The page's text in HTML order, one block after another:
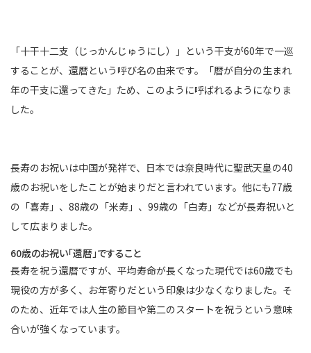
「十干十二支（じっかんじゅうにし）」という干支が60年で一巡
することが、還暦という呼び名の由来です。「暦が自分の生まれ
年の干支に還ってきた」ため、このように呼ばれるようになりま
した。
長寿のお祝いは中国が発祥で、日本では奈良時代に聖武天皇の40
歳のお祝いをしたことが始まりだと言われています。他にも77歳
の「喜寿」、88歳の「米寿」、99歳の「白寿」などが長寿祝いと
して広まりました。
60歳のお祝い「還暦」ですること
長寿を祝う還暦ですが、平均寿命が長くなった現代では60歳でも
現役の方が多く、お年寄りだという印象は少なくなりました。そ
のため、近年では人生の節目や第二のスタートを祝うという意味
合いが強くなっています。